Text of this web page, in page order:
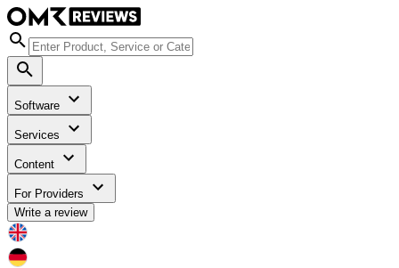
Software
Services
Content
For Providers
Write a review